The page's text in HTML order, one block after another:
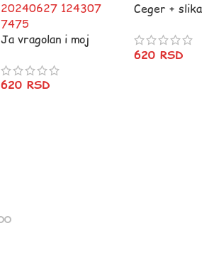
Ja vragolan i moj
620 RSD
Ceger + slika
620RSD